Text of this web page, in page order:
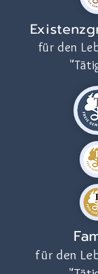
für den
für den